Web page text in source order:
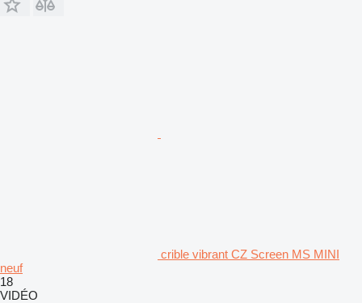
crible vibrant CZ Screen MS MINI
neuf
18
VIDÉO